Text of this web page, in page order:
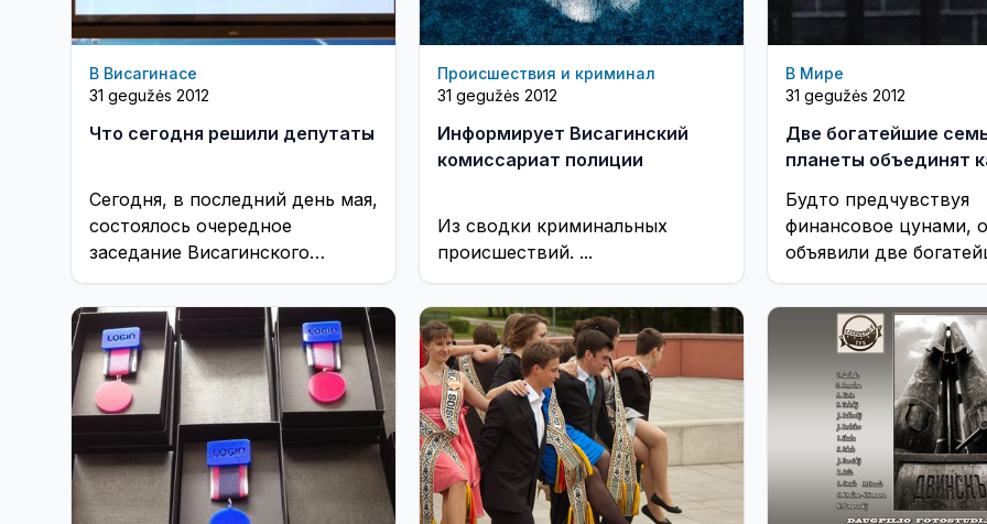
В Висагинасе
31 gegužės 2012
Что сегодня решили депутаты
Сегодня, в последний день мая,
состоялось очередное
заседание Висагинского
Совета. ...
Происшествия и криминал
31 gegužės 2012
Информирует Висагинский
комиссариат полиции
Из сводки криминальных
происшествий. ...
В Мире
31 gegužės 2012
Две богатейшие
планеты объединят
Будто предчувствуя
финансовое цунами,
объявили две
семьи планеты —
Ротшильды. ...